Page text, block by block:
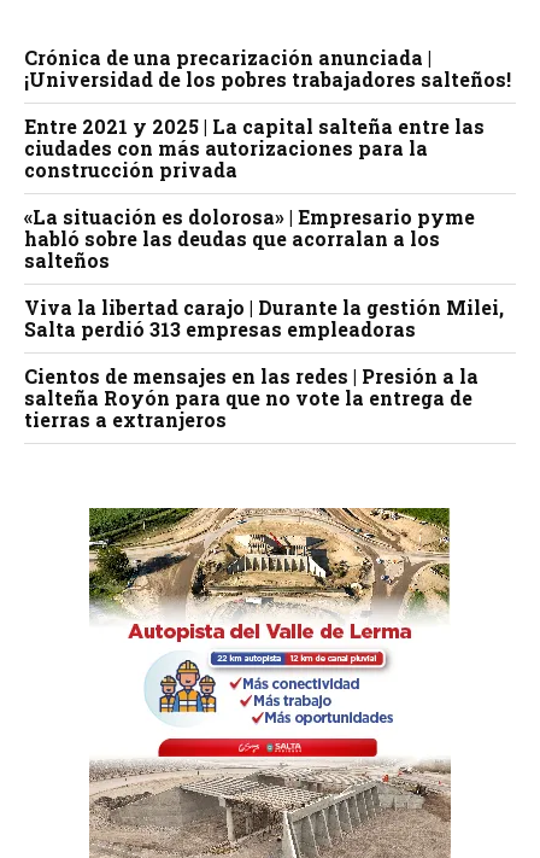
Crónica de una precarización anunciada |
¡Universidad de los pobres trabajadores salteños!
Entre 2021 y 2025 | La capital salteña entre las
ciudades con más autorizaciones para la
construcción privada
«La situación es dolorosa» | Empresario pyme
habló sobre las deudas que acorralan a los
salteños
Viva la libertad carajo | Durante la gestión Milei,
Salta perdió 313 empresas empleadoras
Cientos de mensajes en las redes | Presión a la
salteña Royón para que no vote la entrega de
tierras a extranjeros